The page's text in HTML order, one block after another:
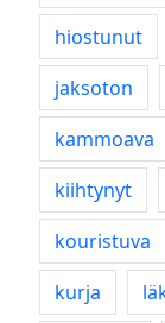
hiostunut
jaksoton
kammoava
kiihtynyt
kouristuva
kurja